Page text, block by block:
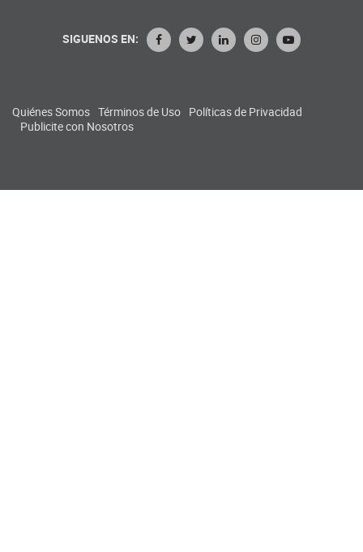
SIGUENOS EN:
Quiénes Somos Términos de Uso Políticas de Privacidad
Publicite con Nosotros